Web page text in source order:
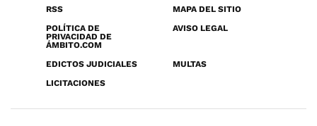
RSS
MAPA DEL SITIO
POLÍTICA DE
PRIVACIDAD DE
ÁMBITO.COM
AVISO LEGAL
EDICTOS JUDICIALES
MULTAS
LICITACIONES